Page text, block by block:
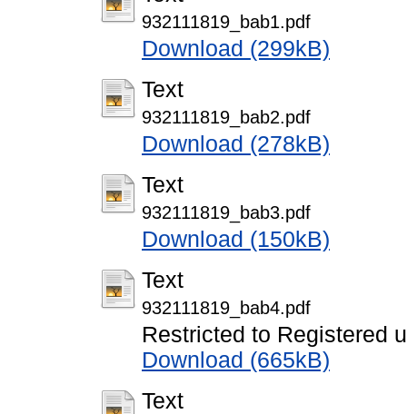
932111819_bab1.pdf
Download (299kB)
Text
932111819_bab2.pdf
Download (278kB)
Text
932111819_bab3.pdf
Download (150kB)
Text
932111819_bab4.pdf
Restricted to Registered
Download (665kB)
Text